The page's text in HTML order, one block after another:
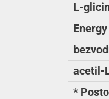
L-
acetil-
*